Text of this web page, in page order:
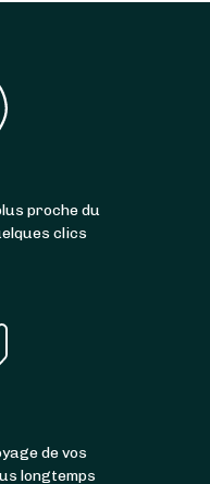
proche du
clics
de vos
longtemps